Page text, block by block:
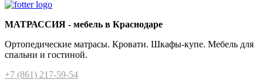
МАТРАССИЯ - мебель в Краснодаре
Ортопедические матрасы. Кровати. Шкафы-купе. Мебель для
спальни и гостиной.
+7 (861) 217-59-54